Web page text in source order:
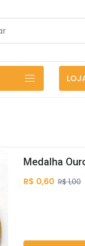
Medalha
R$ 0,60 R$ 1,00